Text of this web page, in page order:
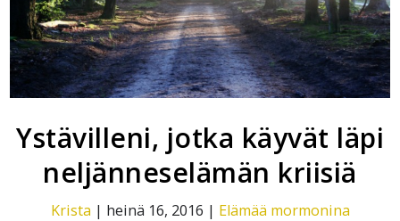
Ystävilleni, jotka käyvät läpi
neljänneselämän kriisiä
Krista | heinä 16, 2016 | Elämää mormonina